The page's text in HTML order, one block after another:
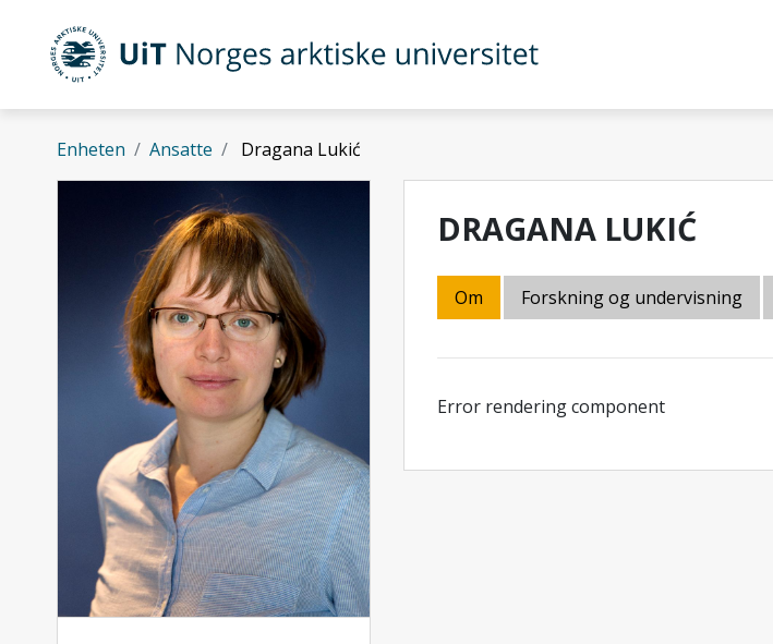
Gå til hovedinnhold
UiT Norges arktiske universitet
Enheten Ansatte Dragana Lukić
DRAGANA LUKIĆ
Om Forskning og undervisning
Error rendering component